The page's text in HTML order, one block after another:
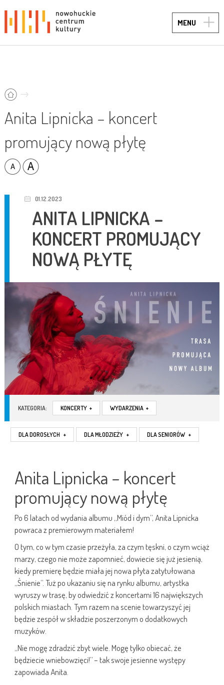
MENU
Anita Lipnicka – koncert
promujący nową płytę
01.12.2023
ANITA LIPNICKA –
KONCERT PROMUJĄCY
NOWĄ PŁYTĘ
KATEGORIA: KONCERTY + WYDARZENIA +
DLA DOROSŁYCH + DLA MŁODZIEŻY + DLA SENIORÓW +
Anita Lipnicka – koncert
promujący nową płytę
Po 6 latach od wydania albumu „Miód i dym”, Anita Lipnicka
powraca z premierowym materiałem!
O tym, co w tym czasie przeżyła, za czym tęskni, o czym wciąż
marzy, czego nie może zapomnieć, dowiecie się już jesienią,
kiedy premierę będzie miała jej nowa płyta zatytułowana
„Śnienie”. Tuż po ukazaniu się na rynku albumu, artystka
wyruszy w trasę, by odwiedzić z koncertami 16 największych
polskich miastach. Tym razem na scenie towarzyszyć jej
będzie zespół w składzie poszerzonym o dodatkowych
muzyków.
„Nie mogę zdradzić zbyt wiele. Mogę tylko obiecać, że
będziecie wniebowzięci!” – tak swoje jesienne występy
zapowiada Anita.